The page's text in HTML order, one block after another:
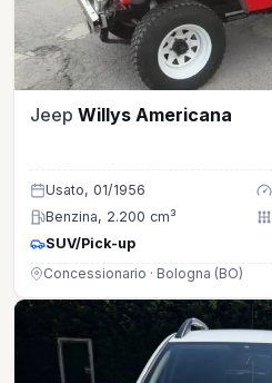
Jeep Willys Americana
Usato, 01/1956
Benzina, 2.200 cm³
SUV/Pick-up
Concessionario · Bologna (BO)